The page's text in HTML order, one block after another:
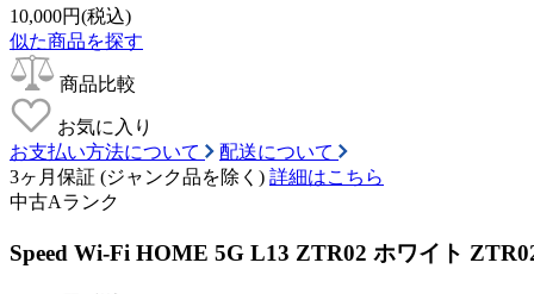
10,000円(税込)
似た商品を探す
商品比較
お気に入り
お支払い方法について
配送について
3ヶ月保証 (ジャンク品を除く) 詳細はこちら
中古Aランク
Speed Wi-Fi HOME 5G L13 ZTR02 ホワイト